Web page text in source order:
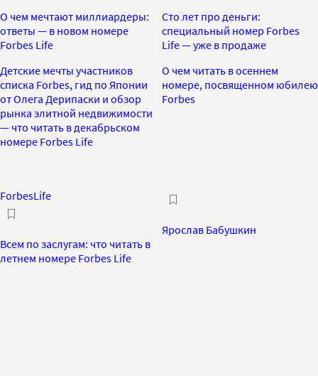
О чем мечтают миллиардеры:
ответы — в новом номере
Forbes Life
Детские мечты участников
списка Forbes, гид по Японии
от Олега Дерипаски и обзор
рынка элитной недвижимости
— что читать в декабрьском
номере Forbes Life
Сто лет про деньги:
специальный номер Forbes
Life — уже в продаже
О чем читать в осеннем
номере, посвященном юбилею
Forbes
ForbesLife
Всем по заслугам: что читать в
летнем номере Forbes Life
Ярослав Бабушкин